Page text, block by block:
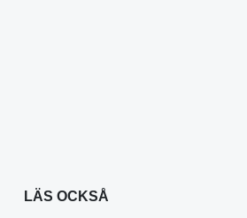
LÄS OCKSÅ